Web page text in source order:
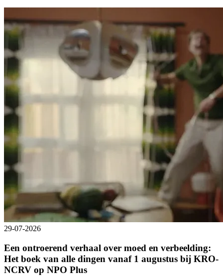
29-07-2026
Een ontroerend verhaal over moed en verbeelding:
Het boek van alle dingen vanaf 1 augustus bij KRO-
NCRV op NPO Plus